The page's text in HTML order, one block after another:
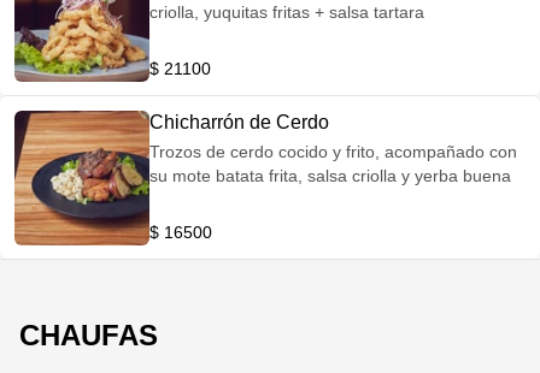
criolla, yuquitas fritas + salsa tartara
$ 21100
Chicharrón de Cerdo
Trozos de cerdo cocido y frito, acompañado con
su mote batata frita, salsa criolla y yerba buena
$ 16500
CHAUFAS